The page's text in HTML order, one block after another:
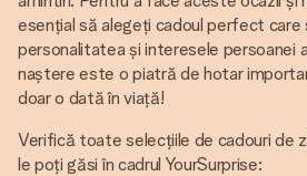
esențial să alegeți cadoul perfect
personalitatea și interesele persoanei
naștere este o piatră de hotar
doar o dată în viață!
Verifică toate selecțiile de cadouri de
le poți găsi în cadrul YourSurprise: